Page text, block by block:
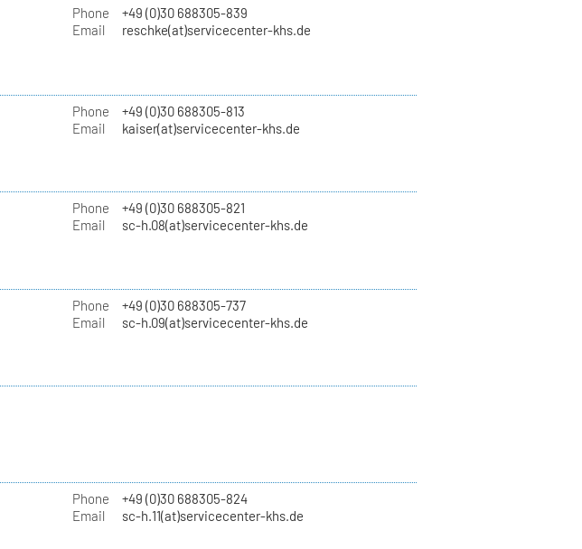
Phone
+49 (0)30 688305-839
Email
reschke(at)servicecenter-khs.de
Phone
+49 (0)30 688305-813
Email
kaiser(at)servicecenter-khs.de
Phone
+49 (0)30 688305-821
Email
sc-h.08(at)servicecenter-khs.de
Phone
+49 (0)30 688305-737
Email
sc-h.09(at)servicecenter-khs.de
Phone
+49 (0)30 688305-824
Email
sc-h.11(at)servicecenter-khs.de